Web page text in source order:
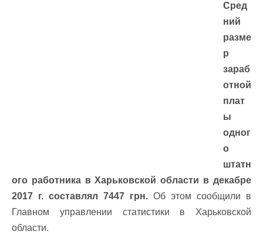
Сред
ний
разме
р
зараб
отной
плат
ы
одног
о
штатн
ого работника в Харьковской области в декабре
2017 г. составлял 7447 грн. Об этом сообщили в
Главном управлении статистики в Харьковской
области.